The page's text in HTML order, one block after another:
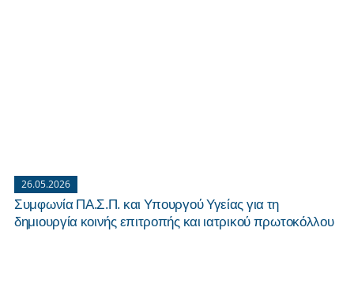
26.05.2026
Συμφωνία ΠΑ.Σ.Π. και Υπουργού Υγείας για τη
δημιουργία κοινής επιτροπής και ιατρικού πρωτοκόλλου